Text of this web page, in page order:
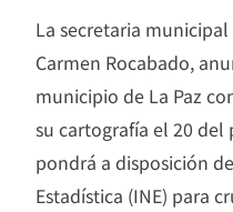
La secretaria
Carmen Rocabado,
municipio de La Paz
su cartografía el 20 del
pondrá a disposición
Estadística (INE) para